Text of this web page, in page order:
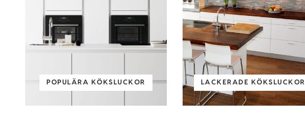
POPULÄRA KÖKSLUCKOR LACKERADE KÖKSLUCKOR